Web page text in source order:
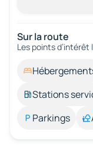
Sur la route
Les points
Stations
Parkings